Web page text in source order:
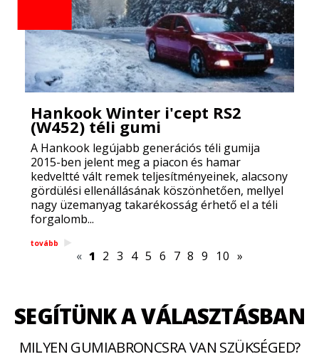
Hankook Winter i'cept RS2
(W452) téli gumi
A Hankook legújabb generációs téli gumija
2015-ben jelent meg a piacon és hamar
kedveltté vált remek teljesítményeinek, alacsony
gördülési ellenállásának köszönhetően, mellyel
nagy üzemanyag takarékosság érhető el a téli
forgalomb...
tovább
« 1 2 3 4 5 6 7 8 9 10 »
SEGÍTÜNK A VÁLASZTÁSBAN
MILYEN GUMIABRONCSRA VAN SZÜKSÉGED?